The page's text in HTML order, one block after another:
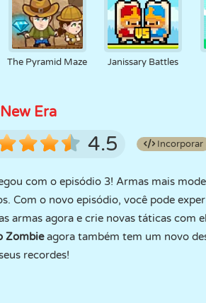
The Pyramid Maze Janissary Battles
Era
4.5 Incorporar
com o episódio 3! Armas mais
Com o novo episódio, você pode
armas agora e crie novas táticas com
Zombieagora também tem um novo
recordes!